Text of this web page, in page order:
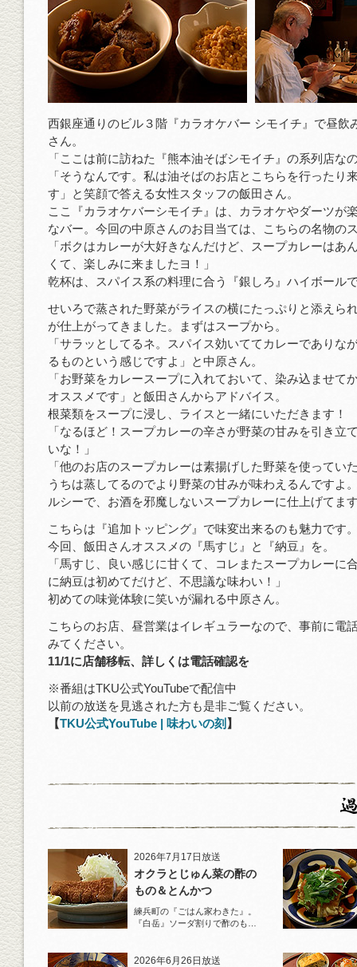
西銀座通りのビル３階『カラオケバー シモイチ』で昼飲
さん。
「ここは前に訪ねた『熊本油そばシモイチ』の系列店な
「そうなんです。私は油そばのお店とこちらを行ったり
す」と笑顔で答える女性スタッフの飯田さん。
ここ『カラオケバーシモイチ』は、カラオケやダーツが
なバー。今回の中原さんのお目当ては、こちらの名物の
「ボクはカレーが大好きなんだけど、スープカレーはあ
くて、楽しみに来ましたヨ！」
乾杯は、スパイス系の料理に合う『銀しろ』ハイボール
せいろで蒸された野菜がライスの横にたっぷりと添えら
が仕上がってきました。まずはスープから。
「サラッとしてるネ。スパイス効いててカレーでありな
るものという感じですよ」と中原さん。
「お野菜をカレースープに入れておいて、染み込ませて
オススメです」と飯田さんからアドバイス。
根菜類をスープに浸し、ライスと一緒にいただきます！
「なるほど！スープカレーの辛さが野菜の甘みを引き立
いな！」
「他のお店のスープカレーは素揚げした野菜を使ってい
うちは蒸してるのでより野菜の甘みが味わえるんですよ
ルシーで、お酒を邪魔しないスープカレーに仕上げてま
こちらは『追加トッピング』で味変出来るのも魅力です
今回、飯田さんオススメの『馬すじ』と『納豆』を。
「馬すじ、良い感じに甘くて、コレまたスープカレーに
に納豆は初めてだけど、不思議な味わい！」
初めての味覚体験に笑いが漏れる中原さん。
こちらのお店、昼営業はイレギュラーなので、事前に電
みてください。
11/1に店舗移転、詳しくは電話確認を
※番組はTKU公式YouTubeで配信中
以前の放送を見逃された方も是非ご覧ください。
【TKU公式YouTube | 味わいの刻 】
2026年7月17日放送
オクラとじゅん菜の酢の
もの＆とんかつ
練兵町の『ごはん家わきた』。
『白岳』ソーダ割りで酢のもの
2026年6月26日放送